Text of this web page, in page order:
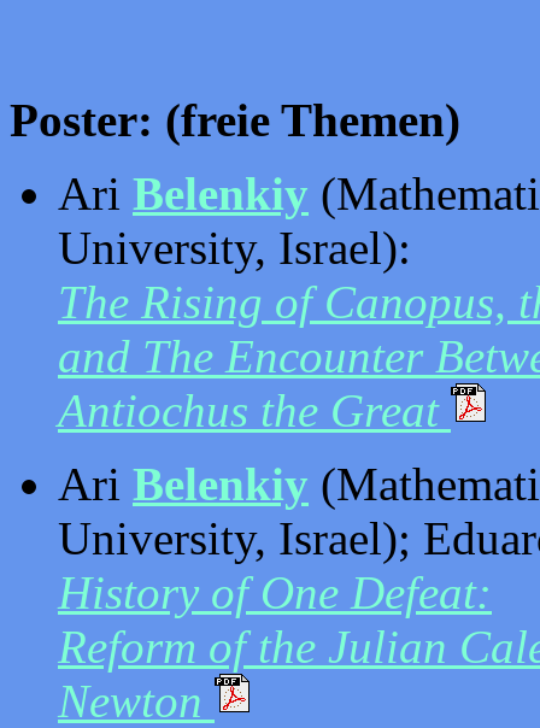
Poster: (freie Themen)
Ari Belenkiy
University, Israel):
The Rising of Canopus,
and The Encounter
Antiochus the Great
Ari Belenkiy
University, Israel);
History of One Defeat:
Reform of the Julian
Newton